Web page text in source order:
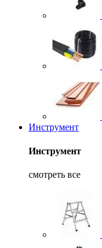
Инструмент
Инструмент
смотреть все